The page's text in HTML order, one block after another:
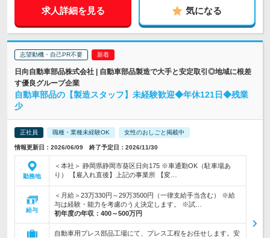
求人詳細を見る 気になる
志望動機・自己PR不要
日向自動車部品株式会社 | 自動車部品製造で大手と安定取引◎地域に根差
す優良グループ企業
自動車部品の【製造スタッフ】未経験歓迎◆年休121日◆残業
少
正社員 職種・業種未経験OK 女性のおしごと掲載中
情報更新日：2026/06/09 終了予定日：2026/11/30
勤務地
＜本社＞ 静岡県静岡市葵区日向175 ※車通勤OK（駐車場あ
り） 【雇入れ直後】上記の事業所 【変…
給与
＜月給＞23万330円～29万3500円（一律支給手当含む） ※給
与は経験・能力を考慮のうえ決定します。 ※試…
初年度の年収： 400～500万円
自動車用プレス部品工場にて、プレス工程をお任せします。安